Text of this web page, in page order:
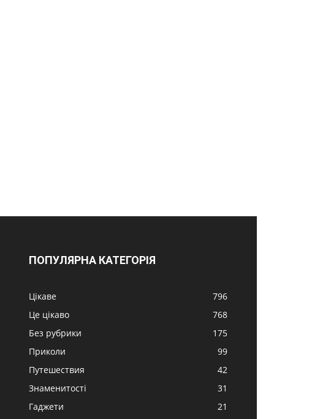
ПОПУЛЯРНА КАТЕГОРІЯ
Цікаве
796
Це цікаво
768
Без рубрики
175
Приколи
99
Путешествия
42
Знаменитості
31
Гаджети
21